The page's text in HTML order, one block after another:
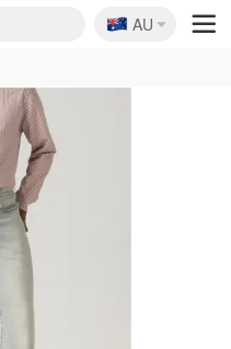
🇦🇺
AU